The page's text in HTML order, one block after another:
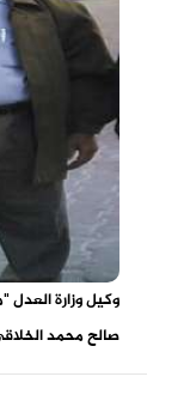
وكيل وزارة
صالح محمد